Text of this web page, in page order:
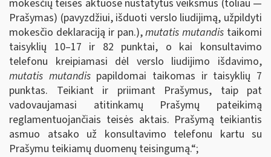
mokesčių teisės aktuose nustatytus veiksmus (toliau —
Prašymas) (pavyzdžiui, išduoti verslo liudijimą, užpildyti
mokesčio deklaraciją ir pan.),mutatis mutandis taikomi
taisyklių 10–17 ir 82 punktai, o kai konsultavimo
telefonu kreipiamasi dėl verslo liudijimo išdavimo,
mutatis mutandispapildomai taikomas ir taisyklių 7
punktas. Teikiant ir priimant Prašymus, taip pat
vadovaujamasi atitinkamų Prašymų pateikimą
reglamentuojančiais teisės aktais. Prašymą teikiantis
asmuo atsako už konsultavimo telefonu kartu su
Prašymu teikiamų duomenų teisingumą.“;